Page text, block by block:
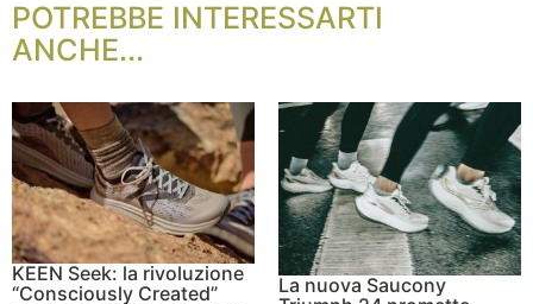
POTREBBE INTERESSARTI
ANCHE...
KEEN Seek: la rivoluzione
“Consciously Created”
La nuova Saucony